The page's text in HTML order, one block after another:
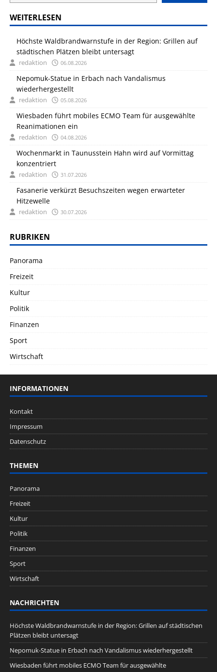
WEITERLESEN
Höchste Waldbrandwarnstufe in der Region: Grillen auf
städtischen Plätzen bleibt untersagt
redaktion 06.08.2026
Nepomuk-Statue in Erbach nach Vandalismus
wiederhergestellt
redaktion 05.08.2026
Wiesbaden führt mobiles ECMO Team für ausgewählte
Reanimationen ein
redaktion 04.08.2026
Wochenmarkt in Taunusstein Hahn wird auf Vormittag
konzentriert
redaktion 31.07.2026
Fasanerie verkürzt Besuchszeiten wegen erwarteter
Hitzewelle
redaktion 30.07.2026
RUBRIKEN
Panorama
Freizeit
Kultur
Politik
Finanzen
Sport
Wirtschaft
INFORMATIONEN
Kontakt
Impressum
Datenschutz
THEMEN
Panorama
Freizeit
Kultur
Politik
Finanzen
Sport
Wirtschaft
NACHRICHTEN
Höchste Waldbrandwarnstufe in der Region: Grillen auf städtischen
Plätzen bleibt untersagt
Nepomuk-Statue in Erbach nach Vandalismus wiederhergestellt
Wiesbaden führt mobiles ECMO Team für ausgewählte